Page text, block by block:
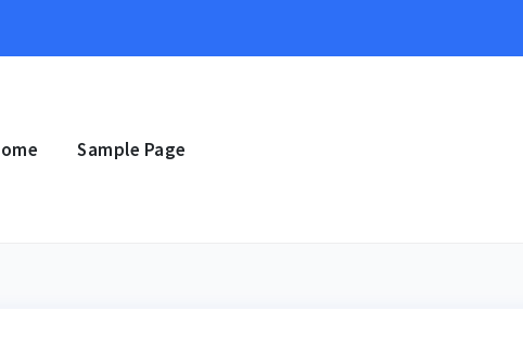
Sample Page